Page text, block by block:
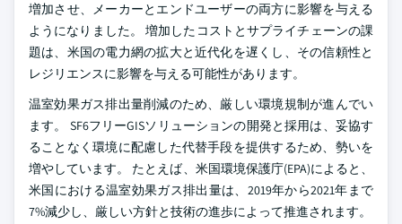
増加させ、メーカーとエンドユーザーの両方に影響を与える
ようになりました。 増加したコストとサプライチェーンの課
題は、米国の電力網の拡大と近代化を遅くし、その信頼性と
レジリエンスに影響を与える可能性があります。
温室効果ガス排出量削減のため、厳しい環境規制が進んでい
ます。 SF6フリーGISソリューションの開発と採用は、妥協す
ることなく環境に配慮した代替手段を提供するため、勢いを
増やしています。 たとえば、米国環境保護庁(EPA)によると、
米国における温室効果ガス排出量は、2019年から2021年まで
7%減少し、厳しい方針と技術の進歩によって推進されます。